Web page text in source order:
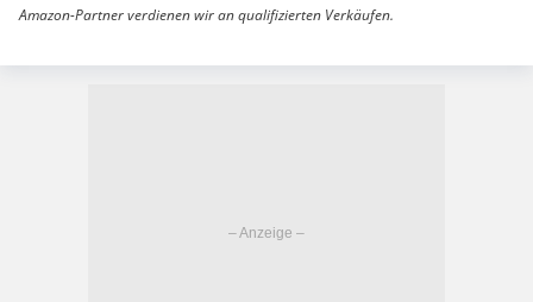
Amazon-Partner verdienen wir an qualifizierten Verkäufen.